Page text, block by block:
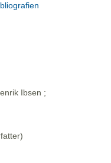
Ibsen ;